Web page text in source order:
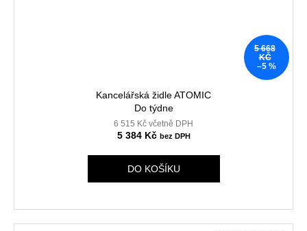
5 668
KČ
–5 %
Kancelářská židle ATOMIC
Do týdne
6 515 Kč včetně DPH
5 384 Kč
DO KOŠÍKU